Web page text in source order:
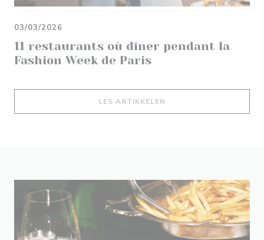
11 restaurants où dîner pendant la
Fashion Week de Paris
03/03/2026
LES ARTIKKELEN